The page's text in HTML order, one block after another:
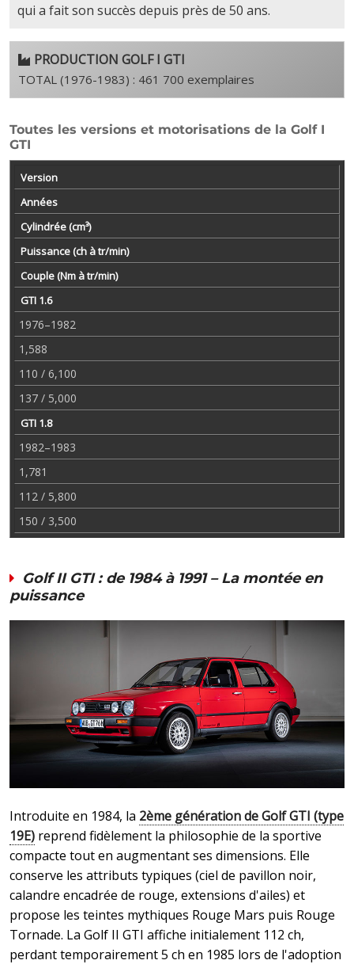
qui a fait son succès depuis près de 50 ans.
PRODUCTION GOLF I GTI
TOTAL (1976-1983) : 461 700 exemplaires
Toutes les versions et motorisations de la Golf I
GTI
Version
Années
Cylindrée (cm³)
Puissance (ch à tr/min)
Couple (Nm à tr/min)
GTI 1.6
1976–1982
1,588
110 / 6,100
137 / 5,000
GTI 1.8
1982–1983
1,781
112 / 5,800
150 / 3,500
Golf II GTI : de 1984 à 1991 – La montée en
puissance
Introduite en 1984, la 2ème génération de Golf GTI (type
19E) reprend fidèlement la philosophie de la sportive
compacte tout en augmentant ses dimensions. Elle
conserve les attributs typiques (ciel de pavillon noir,
calandre encadrée de rouge, extensions d'ailes) et
propose les teintes mythiques Rouge Mars puis Rouge
Tornade. La Golf II GTI affiche initialement 112 ch,
perdant temporairement 5 ch en 1985 lors de l'adoption